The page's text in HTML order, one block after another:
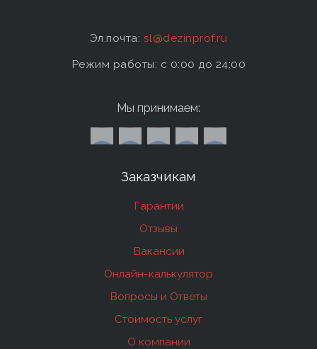
Эл.почта: sl@dezinprof.ru
Режим работы: c 0:00 до 24:00
Мы принимаем:
Заказчикам
Гарантии
Отзывы
Вакансии
Онлайн-калькулятор
Вопросы и Ответы
Стоимость услуг
О компании